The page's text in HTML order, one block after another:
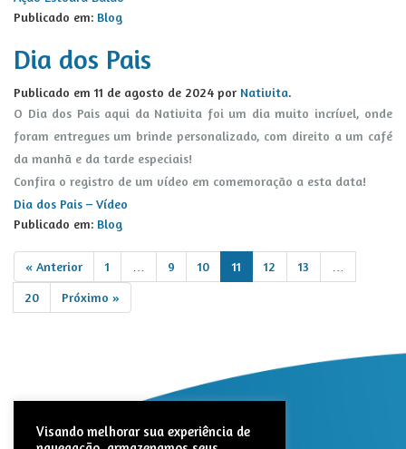
Publicado em: Blog
Dia dos Pais
Publicado em 11 de agosto de 2024 por Nativita.
O Dia dos Pais aqui da Nativita foi um dia muito incrível, onde
foram entregues um brinde personalizado, com direito a um café
da manhã e da tarde especiais!
Confira o registro de um vídeo em comemoração a esta data!
Dia dos Pais – Vídeo
Publicado em: Blog
« Anterior 1 9 10 11 12 13
20
Próximo »
Visando melhorar sua experiência de